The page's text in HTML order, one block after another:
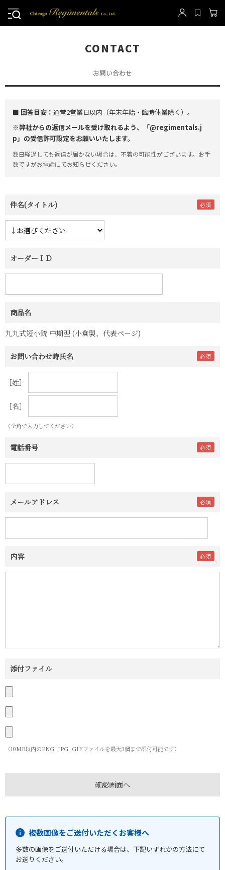
CONTACT
お問い合わせ
■ 回答目安： 通常2営業日以内（年末年始・臨時休業除く）。
※弊社からの返信メールを受け取れるよう、「@regimentals.j
p」の受信許可設定をお願いいたします。
数日経過しても返信が届かない場合は、不着の可能性がございます。お手
数ですがお電話にてお知らせください。
件名(タイトル)
オーダーＩＤ
商品名
九九式短小銃 中期型 (小倉製、代表ページ)
お問い合わせ時氏名
［姓］
［名］
（全角で入力してください）
電話番号
メールアドレス
内容
添付ファイル
（10MB以内のPNG, JPG, GIFファイルを最大3個まで添付可能です）
複数画像をご送付いただくお客様へ
多数の画像をご送付いただける場合は、下記いずれかの方法にて
お送りください。